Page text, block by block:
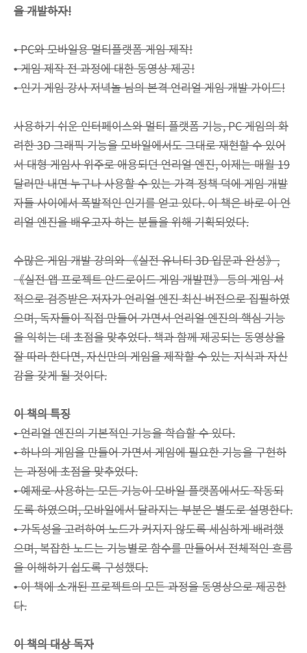
을 개발하자!
• PC와 모바일용 멀티플랫폼 게임 제작!
• 게임 제작 전 과정에 대한 동영상 제공!
• 인기 게임 강사 저녁놀 님의 본격 언리얼 게임 개발 가이드!
사용하기 쉬운 인터페이스와 멀티 플랫폼 기능, PC 게임의 화
려한 3D 그래픽 기능을 모바일에서도 그대로 재현할 수 있어
서 대형 게임사 위주로 애용되던 언리얼 엔진, 이제는 매월 19
달러만 내면 누구나 사용할 수 있는 가격 정책 덕에 게임 개발
자들 사이에서 폭발적인 인기를 얻고 있다. 이 책은 바로 이 언
리얼 엔진을 배우고자 하는 분들을 위해 기획되었다.
수많은 게임 개발 강의와 《실전 유니티 3D 입문과 완성》,
《실전 앱 프로젝트 안드로이드 게임 개발편》 등의 게임 서
적으로 검증받은 저자가 언리얼 엔진 최신 버전으로 집필하였
으며, 독자들이 직접 만들어 가면서 언리얼 엔진의 핵심 기능
을 익히는 데 초점을 맞추었다. 책과 함께 제공되는 동영상을
잘 따라 한다면, 자신만의 게임을 제작할 수 있는 지식과 자신
감을 갖게 될 것이다.
이 책의 특징
• 언리얼 엔진의 기본적인 기능을 학습할 수 있다.
• 하나의 게임을 만들어 가면서 게임에 필요한 기능을 구현하
는 과정에 초점을 맞추었다.
• 예제로 사용하는 모든 기능이 모바일 플랫폼에서도 작동되
도록 하였으며, 모바일에서 달라지는 부분은 별도로 설명한다.
• 가독성을 고려하여 노드가 커지지 않도록 세심하게 배려했
으며, 복잡한 노드는 기능별로 함수를 만들어서 전체적인 흐름
을 이해하기 쉽도록 구성했다.
• 이 책에 소개된 프로젝트의 모든 과정을 동영상으로 제공한
다.
이 책의 대상 독자